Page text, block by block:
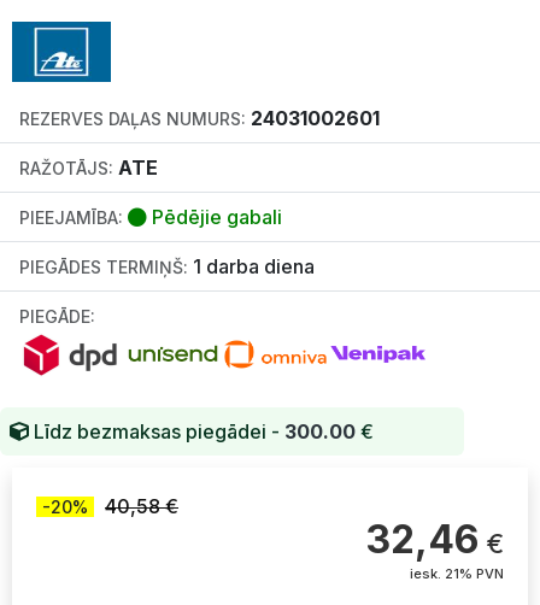
REZERVES DAĻAS NUMURS: 24031002601
RAŽOTĀJS: ATE
PIEEJAMĪBA: Pēdējie gabali
PIEGĀDES TERMIŅŠ: 1 darba diena
PIEGĀDE:
Līdz bezmaksas piegādei - 300.00 €
-20% 40,58 €
32,46 €
iesk. 21% PVN